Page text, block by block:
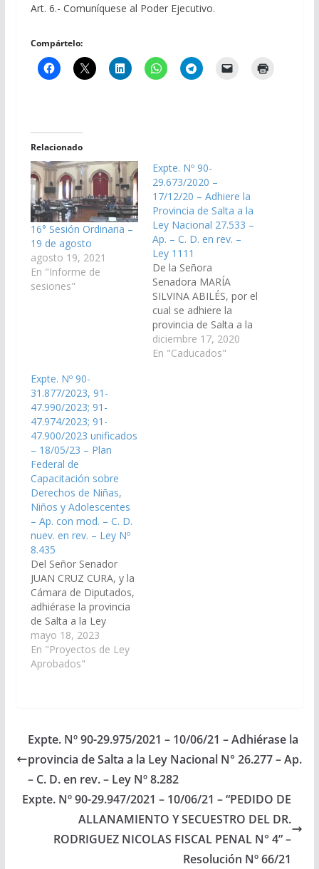
Art. 6.- Comuníquese al Poder Ejecutivo.
Compártelo:
Relacionado
16° Sesión Ordinaria –
19 de agosto
agosto 19, 2021
En "Informe de
sesiones"
Expte. Nº 90-
29.673/2020 –
17/12/20 – Adhiere la
Provincia de Salta a la
Ley Nacional 27.533 –
Ap. – C. D. en rev. –
Ley 1111
De la Señora
Senadora MARÍA
SILVINA ABILÉS, por el
cual se adhiere la
provincia de Salta a la
Ley Nacional 27.533 de
Protección Integral
diciembre 17, 2020
En "Caducados"
Expte. Nº 90-
31.877/2023, 91-
47.990/2023; 91-
47.974/2023; 91-
47.900/2023 unificados
– 18/05/23 – Plan
Federal de
Capacitación sobre
Derechos de Niñas,
Niños y Adolescentes
– Ap. con mod. – C. D.
nuev. en rev. – Ley Nº
8.435
Del Señor Senador
JUAN CRUZ CURA, y la
Cámara de Diputados,
adhiérase la provincia
de Salta a la Ley
Nacional 27.709 - Plan
Federal de
Capacitación sobre
47.990/2023; 91-
47.974/2023; 91-
47.900/2023 a la
Comisión de Derechos
Humanos y Asuntos
Indígenas). Aprobado
mayo 18, 2023
En "Proyectos de Ley
Aprobados"
Expte. Nº 90-29.975/2021 – 10/06/21 – Adhiérase la
provincia de Salta a la Ley Nacional N° 26.277 – Ap.
– C. D. en rev. – Ley Nº 8.282
Expte. Nº 90-29.947/2021 – 10/06/21 – “PEDIDO DE
ALLANAMIENTO Y SECUESTRO DEL DR.
RODRIGUEZ NICOLAS FISCAL PENAL N° 4” –
Resolución Nº 66/21